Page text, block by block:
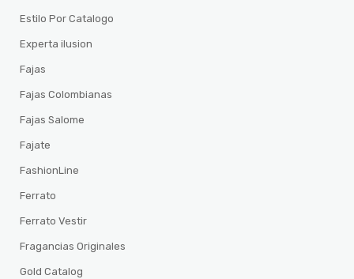
Estilo Por Catalogo
Experta ilusion
Fajas
Fajas Colombianas
Fajas Salome
Fajate
FashionLine
Ferrato
Ferrato Vestir
Fragancias Originales
Gold Catalog